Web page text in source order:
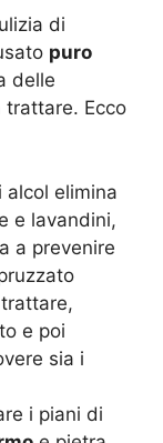
di
puro
delle
trattare. Ecco
alcol elimina
e lavandini,
a prevenire
e poi
sia i
i piani di